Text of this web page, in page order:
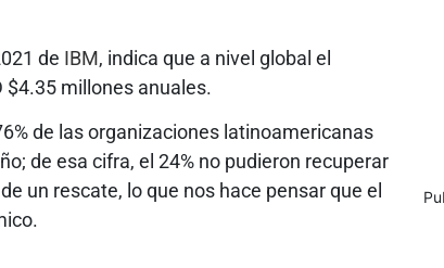
de IBM, indica que a nivel global el
$4.35 millones anuales.
de las organizaciones latinoamericanas
de esa cifra, el 24% no pudieron recuperar
un rescate, lo que nos hace pensar que el